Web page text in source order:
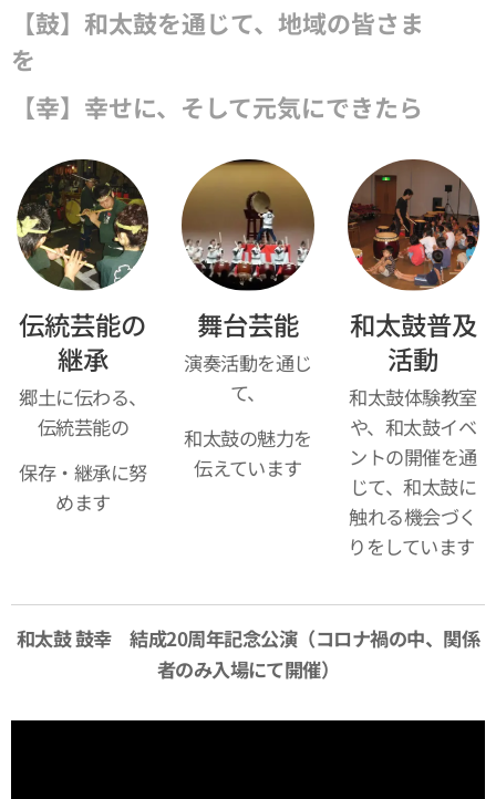
【鼓】和太鼓を通じて、地域の皆さま
を
【幸】幸せに、そして元気にできたら
伝統芸能の
継承
郷土に伝わる、
伝統芸能の
保存・継承に努
めます
舞台芸能
演奏活動を通じ
て、
和太鼓の魅力を
伝えています
和太鼓普及
活動
和太鼓体験教室
や、和太鼓イベ
ントの開催を通
じて、和太鼓に
触れる機会づく
りをしています
和太鼓 鼓幸 結成20周年記念公演（コロナ禍の中、関係
者のみ入場にて開催）